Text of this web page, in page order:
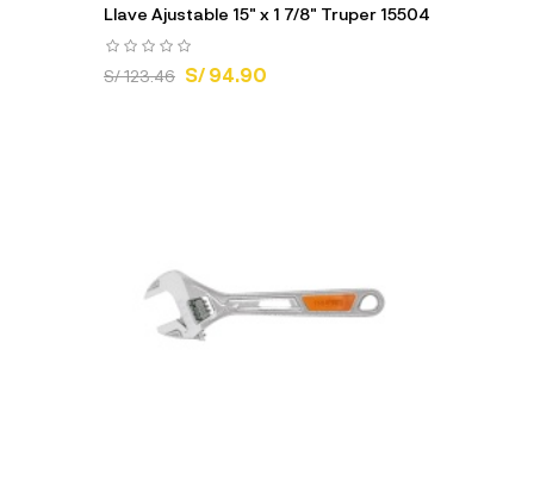
Llave Ajustable 15" x 1 7/8" Truper 15504
S/ 123.46 S/ 94.90